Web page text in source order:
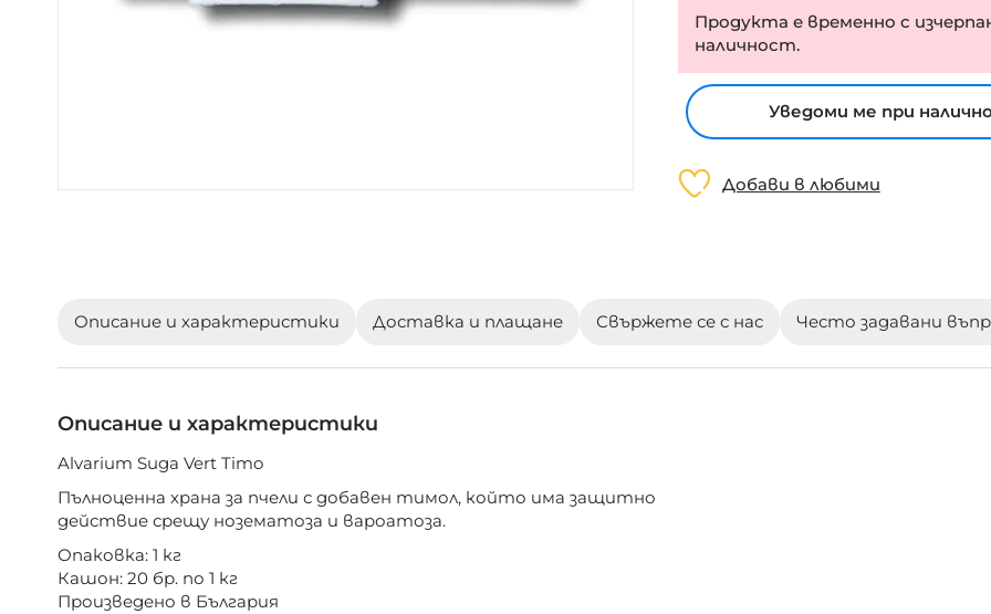
със
Продукта е временно с
наличност.
Уведоми ме при
Добави в любими
Описание и характеристики Доставка и плащане Свържете се с нас Често задавани
Описание и характеристики
Alvarium Suga Vert Timo
Пълноценна храна за пчели с добавен тимол, който има защитно
действие срещу нозематоза и вароатоза.
Опаковка: 1 кг
Кашон: 20 бр. по 1 кг
Произведено в България